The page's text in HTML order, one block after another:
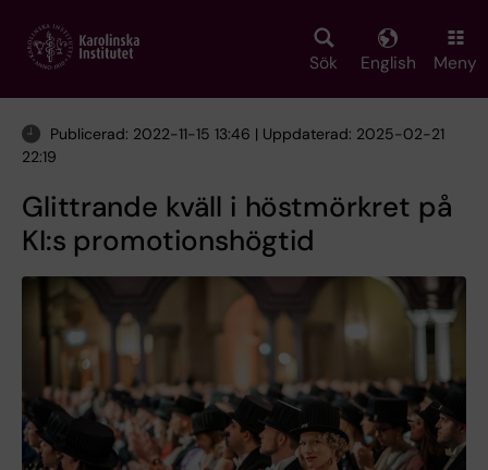
main
Sök English Meny
Publicerad: 2022-11-15 13:46 | Uppdaterad: 2025-02-21
22:19
Glittrande kväll i höstmörkret på
KI:s promotionshögtid